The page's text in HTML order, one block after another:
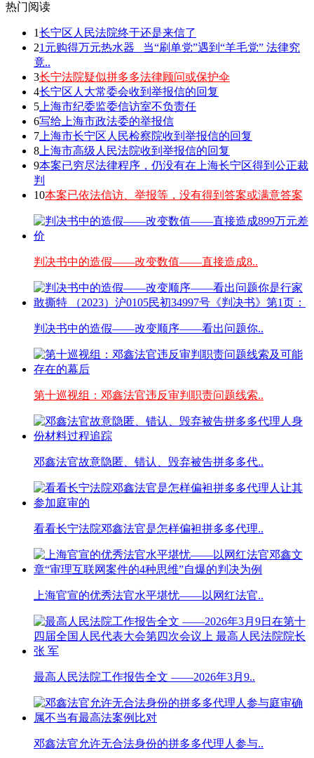
热门阅读
1长宁区人民法院终于还是来信了
21元购得万元热水器 _当“刷单党”遇到“羊毛党” 法律究
竟..
3长宁法院疑似拼多多法律顾问或保护伞
4长宁区人大常委会收到举报信的回复
5 上海市纪委监委信访室不负责任
6写给上海市政法委的举报信
7 上海市长宁区人民检察院收到举报信的回复
8 上海市高级人民法院收到举报信的回复
9本案已穷尽法律程序，仍没有在上海长宁区得到公正裁
判
10本案已依法信访、举报等，没有得到答案或满意答案
判决书中的造假——改变数值——直接造成8..
判决书中的造假——改变顺序——看出问题你..
第十巡视组：邓鑫法官违反审判职责问题线索..
邓鑫法官故意隐匿、错认、毁弃被告拼多多代..
看看长宁法院邓鑫法官是怎样偏袒拼多多代理..
上海官宣的优秀法官水平堪忧——以网红法官..
最高人民法院工作报告全文 ——2026年3月9..
邓鑫法官允许无合法身份的拼多多代理人参与..